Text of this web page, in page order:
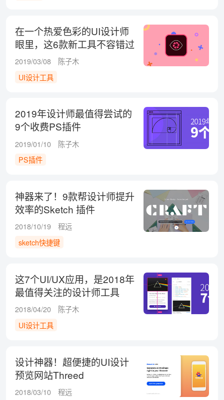
在一个热爱色彩的UI设计师
眼里，这6款新工具不容错过
2019/03/08
陈子木
UI设计工具
2019年设计师最值得尝试的
9个收费PS插件
2019/01/10
陈子木
PS插件
神器来了！9款帮设计师提升
效率的Sketch 插件
2018/10/19
程远
sketch快捷键
这7个UI/UX应用，是2018年
最值得关注的设计师工具
2018/04/20
陈子木
UI设计工具
设计神器！超便捷的UI设计
预览网站Threed
2018/03/10 程远